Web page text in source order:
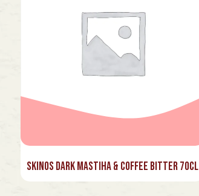
Skinos Dark Mastiha & Coffee Bitter 70cl